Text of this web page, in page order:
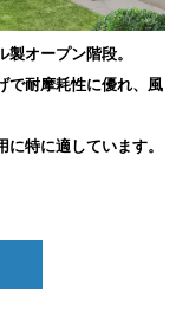
オープン階段。
耐摩耗性に優れ、 風
特に適しています。